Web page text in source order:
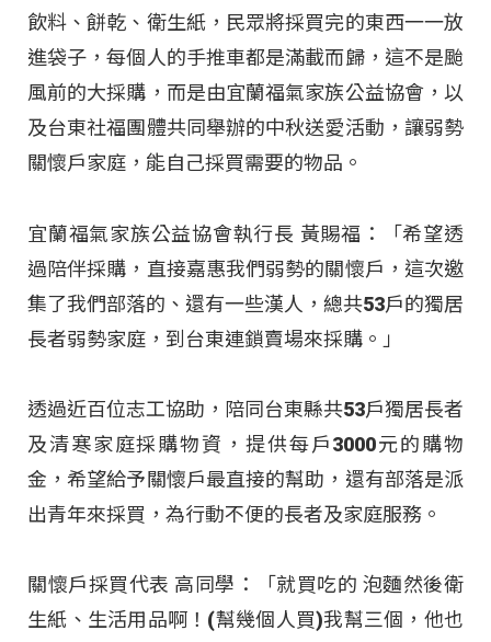
飲料、餅乾、衛生紙，民眾將採買完的東西一一放
進袋子，每個人的手推車都是滿載而歸，這不是颱
風前的大採購，而是由宜蘭福氣家族公益協會，以
及台東社福團體共同舉辦的中秋送愛活動，讓弱勢
關懷戶家庭，能自己採買需要的物品。
宜蘭福氣家族公益協會執行長 黃賜福：「希望透
過陪伴採購，直接嘉惠我們弱勢的關懷戶，這次邀
集了我們部落的、還有一些漢人，總共53戶的獨居
長者弱勢家庭，到台東連鎖賣場來採購。」
透過近百位志工協助，陪同台東縣共53戶獨居長者
及清寒家庭採購物資，提供每戶3000元的購物
金，希望給予關懷戶最直接的幫助，還有部落是派
出青年來採買，為行動不便的長者及家庭服務。
關懷戶採買代表 高同學：「就買吃的 泡麵然後衛
生紙、生活用品啊！(幫幾個人買)我幫三個，他也